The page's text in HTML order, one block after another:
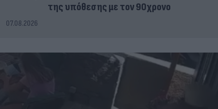
Μυστράς: Ο ιατροδικαστής «κρατάει» το κλειδί